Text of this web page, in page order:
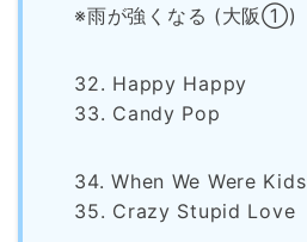
※雨が強くなる (大阪①)
32. Happy Happy
33. Candy Pop
34. When We Were Kids
35. Crazy Stupid Love